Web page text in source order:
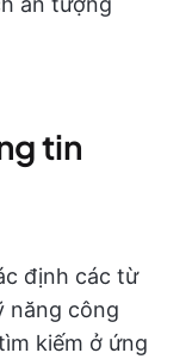
tin
định các từ
năng công
kiếm ở ứng